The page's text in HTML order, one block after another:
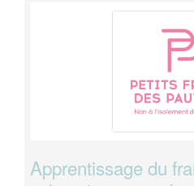
Apprentissage du